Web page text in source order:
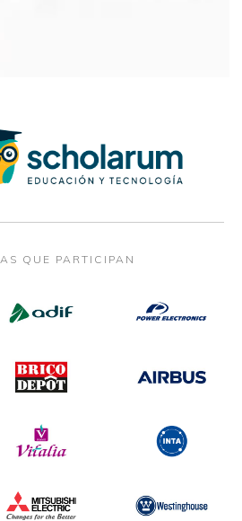
QUE PARTICIPAN